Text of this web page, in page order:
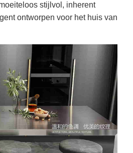
stijlvol, inherent
ontworpen voor het huis van